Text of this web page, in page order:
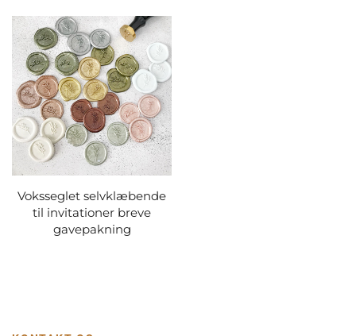
Voksseglet selvklæbende
til invitationer breve
gavepakning